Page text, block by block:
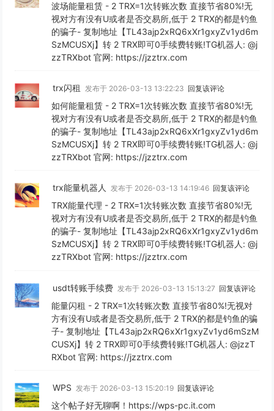
波场能量租赁 - 2 TRX=1次转账次数 直接节省80%!无
视对方有没有U或者是否交易所,低于 2 TRX的都是钓鱼
的骗子- 复制地址【TL43ajp2xRQ6xXr1gxyZv1yd6m
SzMCUSXj】转 2 TRX即可0手续费转账!TG机器人: @j
zzTRXbot 官网: https://jzztrx.com
trx闪租 发布于 2026-03-13 13:22:23 回复该评论
如何能量租赁 - 2 TRX=1次转账次数 直接节省80%!无
视对方有没有U或者是否交易所,低于 2 TRX的都是钓鱼
的骗子- 复制地址【TL43ajp2xRQ6xXr1gxyZv1yd6m
SzMCUSXj】转 2 TRX即可0手续费转账!TG机器人: @j
zzTRXbot 官网: https://jzztrx.com
trx能量机器人 发布于 2026-03-13 14:19:46 回复该评论
TRX能量代理 - 2 TRX=1次转账次数 直接节省80%!无
视对方有没有U或者是否交易所,低于 2 TRX的都是钓鱼
的骗子- 复制地址【TL43ajp2xRQ6xXr1gxyZv1yd6m
SzMCUSXj】转 2 TRX即可0手续费转账!TG机器人: @j
zzTRXbot 官网: https://jzztrx.com
usdt转账手续费 发布于 2026-03-13 15:13:27 回复该评论
能量闪租 - 2 TRX=1次转账次数 直接节省80%!无视对
方有没有U或者是否交易所,低于 2 TRX的都是钓鱼的骗
子- 复制地址【TL43ajp2xRQ6xXr1gxyZv1yd6mSzM
CUSXj】转 2 TRX即可0手续费转账!TG机器人: @jzzT
RXbot 官网: https://jzztrx.com
WPS 发布于 2026-03-13 15:20:19 回复该评论
这个帖子好无聊啊！https://wps-pc.it.com